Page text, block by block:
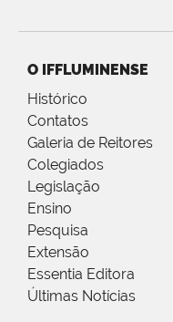
O IFFLUMINENSE
Histórico
Contatos
Galeria de Reitores
Colegiados
Legislação
Ensino
Pesquisa
Extensão
Essentia Editora
Últimas Notícias